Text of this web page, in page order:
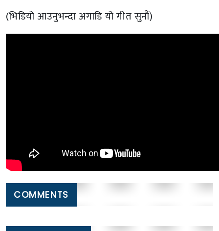
(भिडियो आउनुभन्दा अगाडि यो गीत सुनौं)
COMMENTS